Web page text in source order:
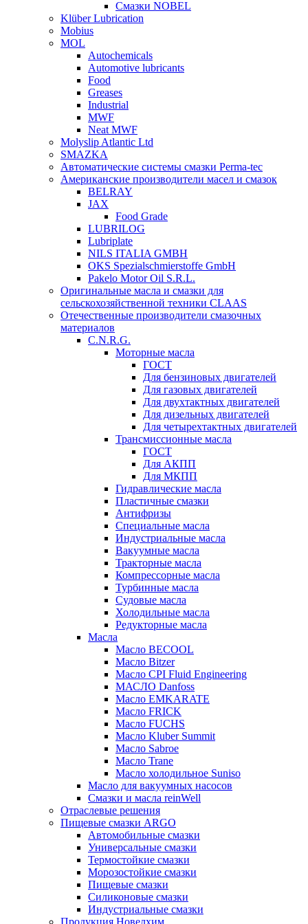
Смазки NOBEL
Klüber Lubrication
Mobius
MOL
Autochemicals
Automotive lubricants
Food
Greases
Industrial
MWF
Neat MWF
Molyslip Atlantic Ltd
SMAZKA
Автоматические системы смазки Perma-tec
Американские производители масел и смазок
BELRAY
JAX
Food Grade
LUBRILOG
Lubriplate
NILS ITALIA GMBH
OKS Spezialschmierstoffe GmbH
Pakelo Motor Oil S.R.L.
Оригинальные масла и смазки для
сельскохозяйственной техники CLAAS
Отечественные производители смазочных
материалов
C.N.R.G.
Моторные масла
ГОСТ
Для бензиновых двигателей
Для газовых двигателей
Для двухтактных двигателей
Для дизельных двигателей
Для четырехтактных двигателей
Трансмиссионные масла
ГОСТ
Для АКПП
Для МКПП
Гидравлические масла
Пластичные смазки
Антифризы
Специальные масла
Индустриальные масла
Вакуумные масла
Тракторные масла
Компрессорные масла
Турбинные масла
Судовые масла
Холодильные масла
Редукторные масла
Масла
Масло BECOOL
Масло Bitzer
Масло CPI Fluid Engineering
МАСЛО Danfoss
Масло EMKARATE
Масло FRICK
Масло FUCHS
Масло Kluber Summit
Масло Sabroe
Масло Trane
Масло холодильное Suniso
Масло для вакуумных насосов
Смазки и масла reinWell
Отраслевые решения
Пищевые смазки ARGO
Автомобильные смазки
Универсальные смазки
Термостойкие смазки
Морозостойкие смазки
Пищевые смазки
Силиконовые смазки
Индустриальные смазки
Продукция Новелхим